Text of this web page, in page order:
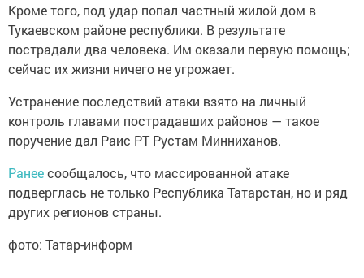
Кроме того, под удар попал частный жилой дом в
Тукаевском районе республики. В результате
пострадали два человека. Им оказали первую помощь;
сейчас их жизни ничего не угрожает.
Устранение последствий атаки взято на личный
контроль главами пострадавших районов — такое
поручение дал Раис РТ Рустам Минниханов.
Ранеесообщалось, что массированной атаке
подверглась не только Республика Татарстан, но и ряд
других регионов страны.
фото: Татар-информ